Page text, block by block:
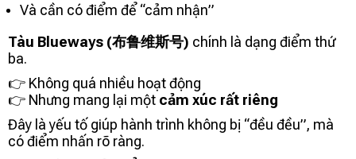
Và cần có điểm để “cảm nhận”
Tàu Blueways (布鲁维斯号) chính là dạng điểm thứ
ba.
👉 Không quá nhiều hoạt động
👉 Nhưng mang lại một cảm xúc rất riêng
Đây là yếu tố giúp hành trình không bị “đều đều”, mà
có điểm nhấn rõ ràng.